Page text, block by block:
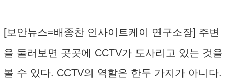
[보안뉴스=배종찬 인사이트케이 연구소장] 주변
을 둘러보면 곳곳에 CCTV가 도사리고 있는 것을
볼 수 있다. CCTV의 역할은 한두 가지가 아니다.